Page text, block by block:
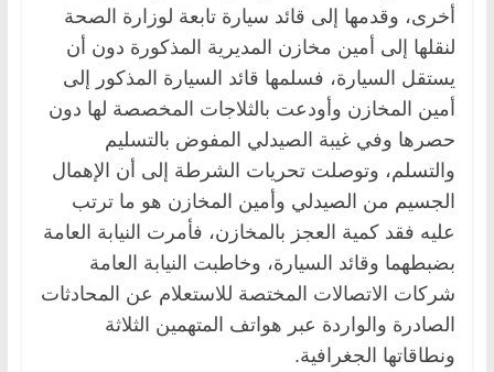
أخرى، وقدمها إلى قائد سيارة تابعة لوزارة الصحة
لنقلها إلى أمين مخازن المديرية المذكورة دون أن
يستقل السيارة، فسلمها قائد السيارة المذكور إلى
أمين المخازن وأودعت بالثلاجات المخصصة لها دون
حصرها وفي غيبة الصيدلي المفوض بالتسليم
والتسلم، وتوصلت تحريات الشرطة إلى أن الإهمال
الجسيم من الصيدلي وأمين المخازن هو ما ترتب
عليه فقد كمية العجز بالمخازن، فأمرت النيابة العامة
بضبطهما وقائد السيارة، وخاطبت النيابة العامة
شركات الاتصالات المختصة للاستعلام عن المحادثات
الصادرة والواردة عبر هواتف المتهمين الثلاثة
ونطاقاتها الجغرافية.